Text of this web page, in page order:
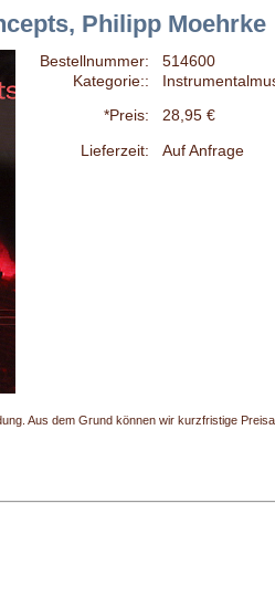
Philipp Moehrke
Bestellnummer:
514600
Kategorie::
*Preis:
28,95 €
Lieferzeit:
Auf Anfrage
Aus dem Grund können wir kurzfristige